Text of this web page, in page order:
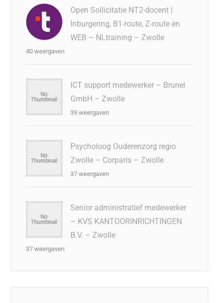
Open Sollicitatie NT2-docent |
Inburgering, B1-route, Z-route en
WEB – NLtraining – Zwolle
40 weergaven
ICT support medewerker – Brunel
GmbH – Zwolle
39 weergaven
Psycholoog Ouderenzorg regio
Zwolle – Corparis – Zwolle
37 weergaven
Senior administratief medewerker
– KVS KANTOORINRICHTINGEN
B.V. – Zwolle
37 weergaven